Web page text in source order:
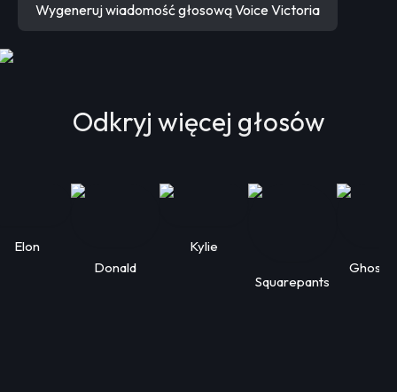
Wygeneruj wiadomość głosową Voice Victoria
Odkryj więcej głosów
Elon
Donald
Kylie
Squarepants